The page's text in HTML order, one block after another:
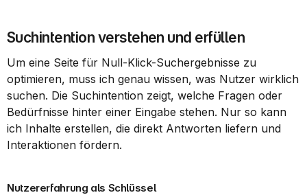
Suchintention verstehen und erfüllen
Um eine Seite für Null-Klick-Suchergebnisse zu
optimieren, muss ich genau wissen, was Nutzer wirklich
suchen. Die Suchintention zeigt, welche Fragen oder
Bedürfnisse hinter einer Eingabe stehen. Nur so kann
ich Inhalte erstellen, die direkt Antworten liefern und
Interaktionen fördern.
Nutzererfahrung als Schlüssel